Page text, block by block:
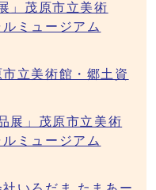
」茂原市立美術
ミュージアム
立美術館・郷土資
展」茂原市立美術
ミュージアム